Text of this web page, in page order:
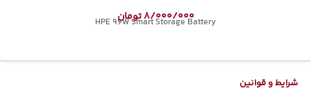
8/000/000تومان
HPE 96W Smart Storage Battery
شرایط و قوانین